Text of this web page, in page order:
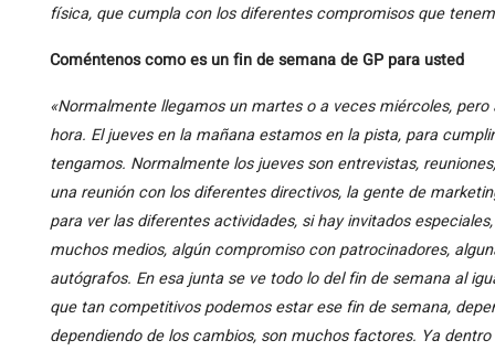
física, que cumpla con los diferentes compromisos que
Coméntenos como es un fin de semana de GP para usted
«Normalmente llegamos un martes o a veces miércoles,
hora. El jueves en la mañana estamos en la pista, para
tengamos. Normalmente los jueves son entrevistas,
una reunión con los diferentes directivos, la gente de
para ver las diferentes actividades, si hay invitados
muchos medios, algún compromiso con patrocinadores,
autógrafos. En esa junta se ve todo lo del fin de semana al
que tan competitivos podemos estar ese fin de semana,
dependiendo de los cambios, son muchos factores. Ya